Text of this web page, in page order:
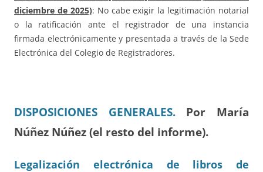
diciembre de 2025): No cabe exigir la legitimación notarial
o la ratificación ante el registrador de una instancia
firmada electrónicamente y presentada a través de la Sede
Electrónica del Colegio de Registradores.
DISPOSICIONES GENERALES.Por María
Núñez Núñez (el resto del informe).
Legalización electrónica de libros de